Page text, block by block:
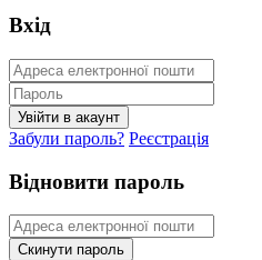
Вхід
Забули пароль? Реєстрація
Відновити пароль